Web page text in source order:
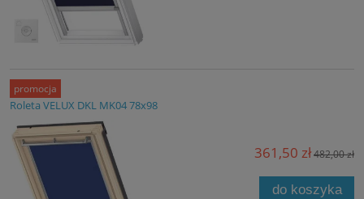
Roleta VELUX DKL MK04 78x98
361,50 zł482,00 zł
do koszyka
promocja